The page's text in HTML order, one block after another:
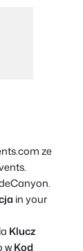
ze
in your
Klucz
wKod